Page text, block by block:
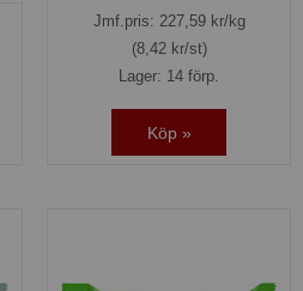
Jmf.pris: 227,59kr/kg
(8,42 kr/st)
Lager: 14 förp.
Köp »